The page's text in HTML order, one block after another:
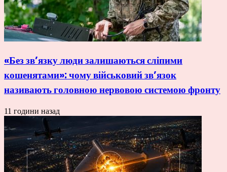
«Без зв’язку люди залишаються сліпими
кошенятами»: чому військовий зв’язок
називають головною нервовою системою фронту
11 години назад